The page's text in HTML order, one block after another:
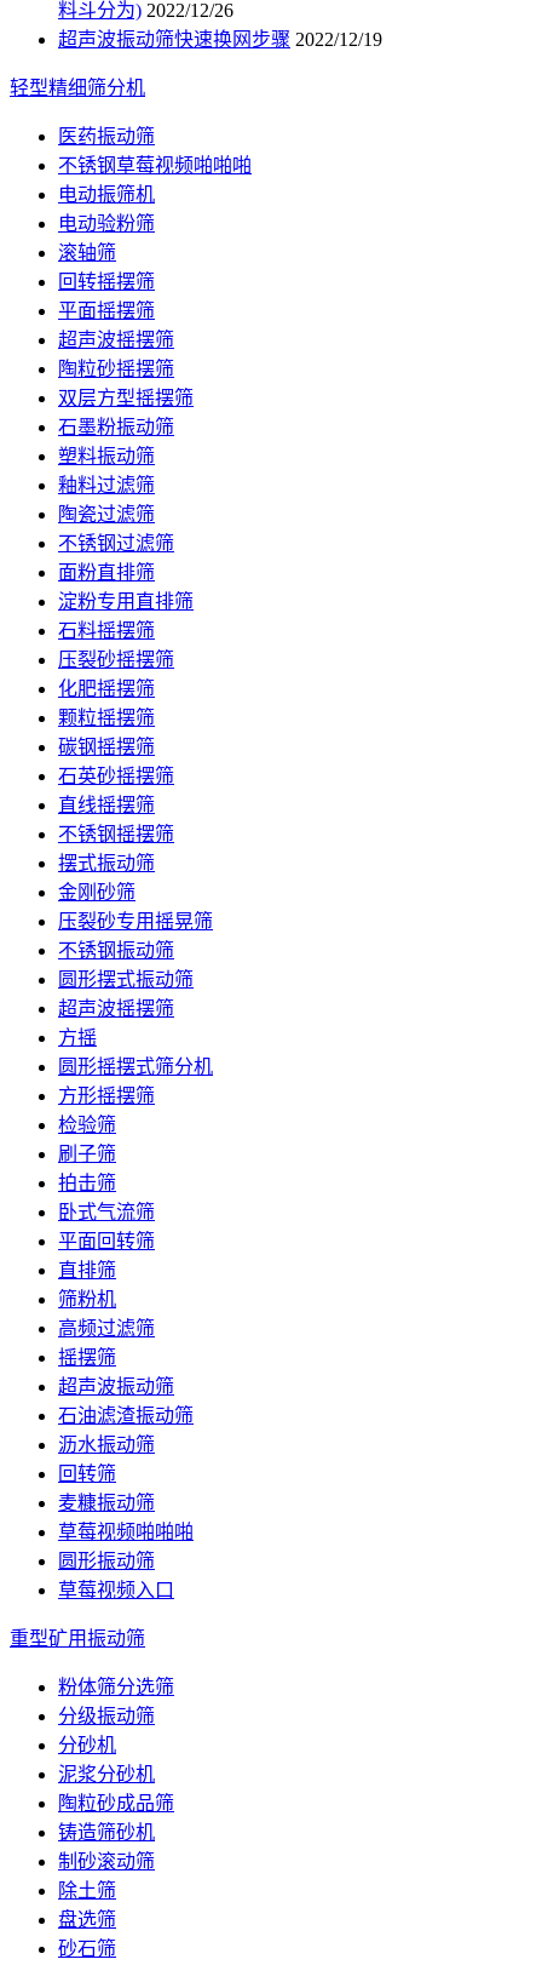
料斗分为) 2022/12/26
超声波振动筛快速换网步骤 2022/12/19
轻型精细筛分机
医药振动筛
不锈钢草莓视频啪啪啪
电动振筛机
电动验粉筛
滚轴筛
回转摇摆筛
平面摇摆筛
超声波摇摆筛
陶粒砂摇摆筛
双层方型摇摆筛
石墨粉振动筛
塑料振动筛
釉料过滤筛
陶瓷过滤筛
不锈钢过滤筛
面粉直排筛
淀粉专用直排筛
石料摇摆筛
压裂砂摇摆筛
化肥摇摆筛
颗粒摇摆筛
碳钢摇摆筛
石英砂摇摆筛
直线摇摆筛
不锈钢摇摆筛
摆式振动筛
金刚砂筛
压裂砂专用摇晃筛
不锈钢振动筛
圆形摆式振动筛
超声波摇摆筛
方摇
圆形摇摆式筛分机
方形摇摆筛
检验筛
刷子筛
拍击筛
卧式气流筛
平面回转筛
直排筛
筛粉机
高频过滤筛
摇摆筛
超声波振动筛
石油滤渣振动筛
沥水振动筛
回转筛
麦糠振动筛
草莓视频啪啪啪
圆形振动筛
草莓视频入口
重型矿用振动筛
粉体筛分选筛
分级振动筛
分砂机
泥浆分砂机
陶粒砂成品筛
铸造筛砂机
制砂滚动筛
除土筛
盘选筛
砂石筛